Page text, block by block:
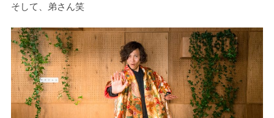
そして、弟さん笑